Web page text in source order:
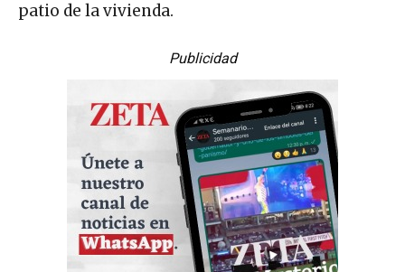
patio de la vivienda.
Publicidad